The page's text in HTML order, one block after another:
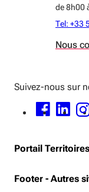
de 8h00
Tel: +33
Nous
Suivez-nous sur
FACEBOOK -LINKEDIN -
Portail
Footer - Autres